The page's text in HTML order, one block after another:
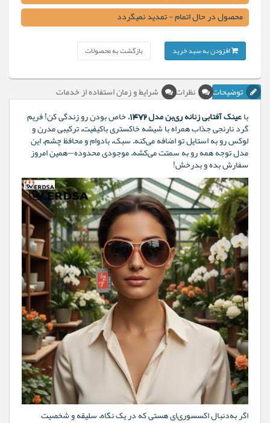
محصول در حال اتمام - تمدید نمیگردد
افزودن به سبد خرید بازگشت به محصولات
توضیحات نظرات شرایط و زمان استفاده از خدمات
با عینک آفتابی زنانه ری‌بن مدل 1472
، خاص بودن رو زندگی کن! فریم
گرد نارنجی جذاب همراه با شیشه خاکستری باکیفیت، ترکیبی مدرن و
لوکس رو به استایل تو اضافه می‌کنه. سبک، بادوام و محافظ چشم، این
مدل توجه همه رو به سمتت می‌کشه. موجودی محدوده—همین امروز
سفارش بده و بدرخش!
اگر به‌دنبال اکسسوری‌ای هستی که در یک نگاه، سلیقه و شخصیت